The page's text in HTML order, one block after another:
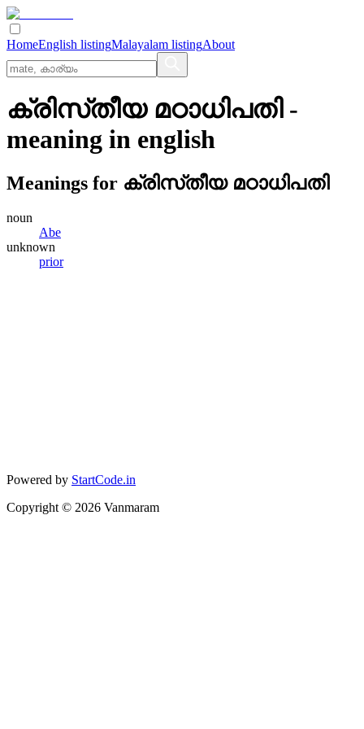
HomeEnglish listingMalayalam listingAbout
ക്രിസ്‌തീയ മഠാധിപതി-
meaning in english
Meanings for ക്രിസ്‌തീയ മഠാധിപതി
noun
Abe
unknown
prior
Powered by StartCode.in
Copyright © 2026 Vanmaram